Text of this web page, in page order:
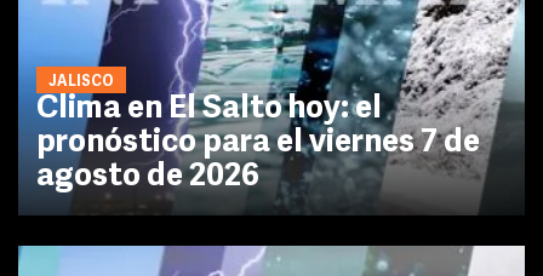
JALISCO
Clima en El Salto hoy: el
pronóstico para el viernes 7 de
agosto de 2026